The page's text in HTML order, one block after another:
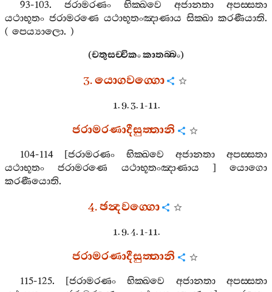
93-103. ජරාමරණං භික‍්ඛවෙ අජානතා
අපස‍්සතා
යථාභූතං ජරාමරණෙ යථාභූතංඤාණාය සික‍්ඛා කරණීයාති.
( පෙය්‍යාලො. )
(චතුසච‍්චිකංකාතබ‍්බං)
3.යොගවග‍්ගො
1. 9. 3. 1-11.
ජරාමරණාදීසුත‍්තානි
104-114 [ජරාමරණං භික‍්ඛවෙ අජානතා
අපස‍්සතා
යථාභූතං
ජරාමරණෙ යථාභූතංඤාණාය ] යොගො
කරණීයොති.
4.ඡන්‍දවග‍්ගො
1. 9. 4. 1-11.
ජරාමරණාදීසුත‍්තානි
115-125. [ජරාමරණං භික‍්ඛවෙ අජානතා
අපස‍්සතා